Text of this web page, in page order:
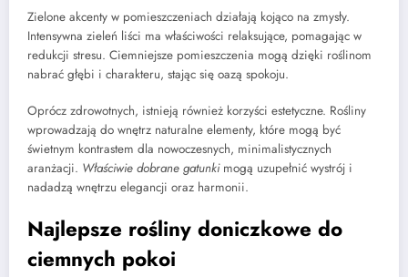
Zielone akcenty w pomieszczeniach działają kojąco na zmysły.
Intensywna zieleń liści ma właściwości relaksujące, pomagając w
redukcji stresu. Ciemniejsze pomieszczenia mogą dzięki roślinom
nabrać głębi i charakteru, stając się oazą spokoju.
Oprócz zdrowotnych, istnieją również korzyści estetyczne. Rośliny
wprowadzają do wnętrz naturalne elementy, które mogą być
świetnym kontrastem dla nowoczesnych, minimalistycznych
aranżacji. Właściwie dobrane gatunkimogą uzupełnić wystrój i
nadadzą wnętrzu elegancji oraz harmonii.
Najlepsze rośliny doniczkowe do
ciemnych pokoi